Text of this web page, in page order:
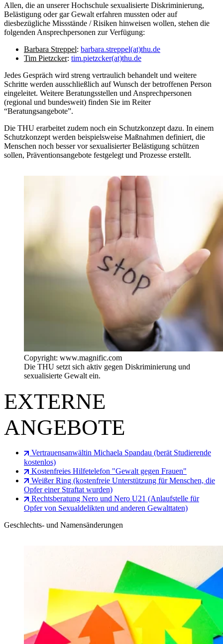
Allen, die an unserer Hochschule sexualisierte Diskriminierung,
Belästigung oder gar Gewalt erfahren mussten oder auf
diesbezügliche Missstände / Risiken hinweisen wollen, stehen die
folgenden Ansprechpersonen zur Verfügung:
Barbara Streppel: barbara.streppel(at)thu.de
Tim Pietzcker: tim.pietzcker(at)thu.de
Jedes Gespräch wird streng vertraulich behandelt und weitere
Schritte werden ausschließlich auf Wunsch der betroffenen Person
eingeleitet. Weitere Beratungsstellen und Ansprechpersonen
(regional und bundesweit) finden Sie im Reiter
“Beratungsangebote”.
Die THU erarbeitet zudem noch ein Schutzkonzept dazu. In einem
Schutzkonzept werden beispielsweise Maßnahmen definiert, die
Menschen noch besser vor sexualisierter Belästigung schützen
sollen, Präventionsangebote festgelegt und Prozesse erstellt.
Copyright: www.magnific.com
Die THU setzt sich aktiv gegen Diskriminierung und
sexualisierte Gewalt ein.
EXTERNE
ANGEBOTE
Vertrauensanwältin Michaela Spandau (berät Studierende
kostenlos)
Kostenfreies Hilfetelefon "Gewalt gegen Frauen"
Weißer Ring (kostenfreie Unterstützung für Menschen, die
Opfer einer Straftat wurden)
Rechtsberatung Nero und Nero U21 (Anlaufstelle für
Opfer von Sexualdelikten und anderen Gewalttaten)
Geschlechts- und Namensänderungen